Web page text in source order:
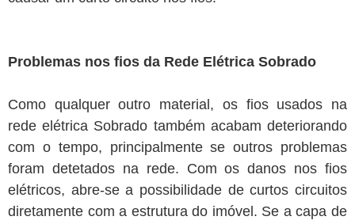
Problemas nos fios da Rede Elétrica Sobrado
Como qualquer outro material, os fios usados na
rede elétrica Sobrado também acabam deteriorando
com o tempo, principalmente se outros problemas
foram detetados na rede. Com os danos nos fios
elétricos, abre-se a possibilidade de curtos circuitos
diretamente com a estrutura do imóvel. Se a capa de